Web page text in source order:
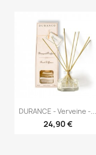
Aperçu rapide
DURANCE - Verveine -...
24,90 €